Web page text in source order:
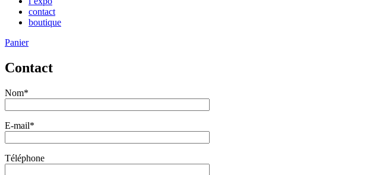
contact
boutique
Panier
Contact
Nom*
E-mail*
Téléphone